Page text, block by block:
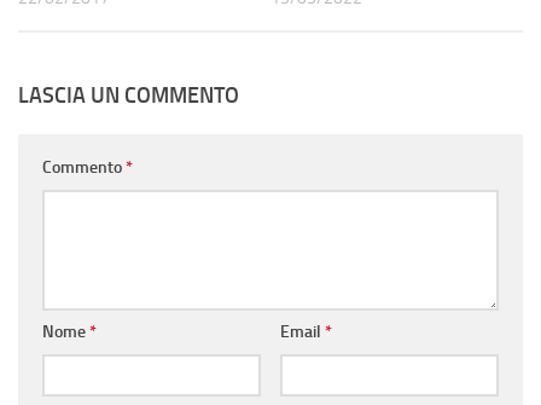
LASCIA UN COMMENTO
Commento*
Nome* Email *